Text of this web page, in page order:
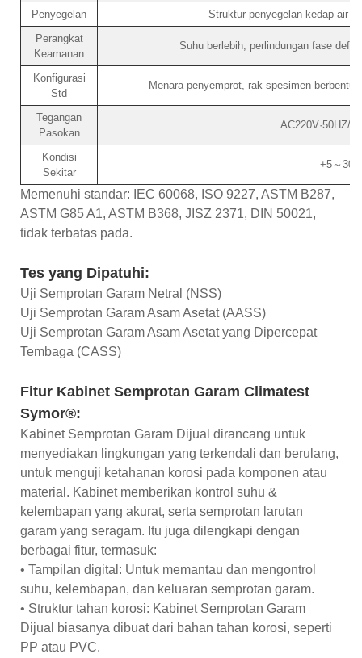
Penyegelan
Struktur penyegelan kedap air
Perangkat
Keamanan
Suhu berlebih, perlindungan fase
Konfigurasi
Std
Menara penyemprot, rak spesimen
Tegangan
Pasokan
AC220V·50HZ/
Kondisi
Sekitar
+5～
Memenuhi standar: IEC 60068, ISO 9227, ASTM B287,
ASTM G85 A1, ASTM B368, JISZ 2371, DIN 50021,
tidak terbatas pada.
Tes yang Dipatuhi:
Uji Semprotan Garam Netral (NSS)
Uji Semprotan Garam Asam Asetat (AASS)
Uji Semprotan Garam Asam Asetat yang Dipercepat
Tembaga (CASS)
Fitur Kabinet Semprotan Garam Climatest
Symor®:
Kabinet Semprotan Garam Dijual dirancang untuk
menyediakan lingkungan yang terkendali dan berulang,
untuk menguji ketahanan korosi pada komponen atau
material. Kabinet memberikan kontrol suhu &
kelembapan yang akurat, serta semprotan larutan
garam yang seragam. Itu juga dilengkapi dengan
berbagai fitur, termasuk:
• Tampilan digital: Untuk memantau dan mengontrol
suhu, kelembapan, dan keluaran semprotan garam.
• Struktur tahan korosi: Kabinet Semprotan Garam
Dijual biasanya dibuat dari bahan tahan korosi, seperti
PP atau PVC.